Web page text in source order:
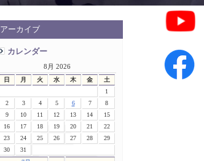
アーカイブ
カレンダー
8月 2026
日 月 火 水 木 金 土
1
2
3 4 5 6 7
8
9
10 11 12 13 14
15
16
17 18 19 20 21
22
23
24 25 26 27 28
29
30
31